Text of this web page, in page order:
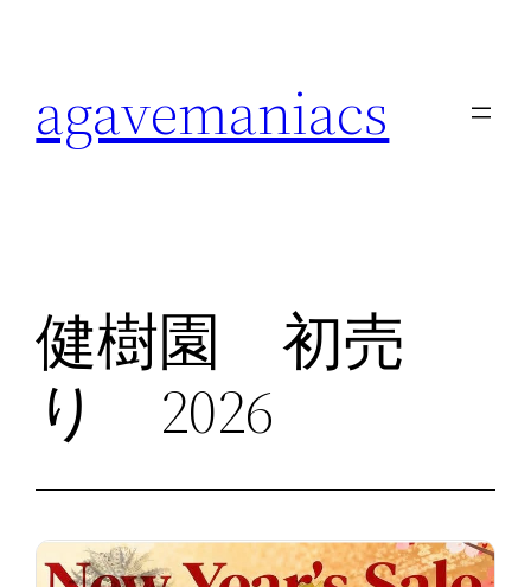
agavemaniacs
健樹園 初売
り 2026